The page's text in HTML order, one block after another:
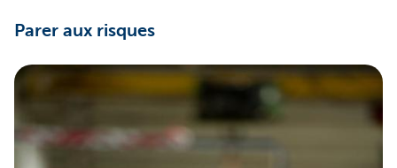
Parer aux risques